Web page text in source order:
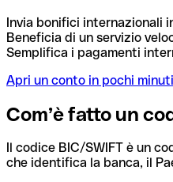
Invia bonifici internazionali
Beneficia di un servizio
Semplifica i pagamenti
Apri un conto in pochi minuti
Com’è fatto un
Il codice BIC/SWIFT è un
che identifica la banca, il